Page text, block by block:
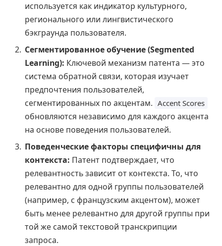
используется как индикатор культурного,
регионального или лингвистического
бэкграунда пользователя.
Сегментированное обучение (Segmented
Learning): Ключевой механизм патента — это
система обратной связи, которая изучает
предпочтения пользователей,
сегментированных по акцентам. Accent Scores
обновляются независимо для каждого акцента
на основе поведения пользователей.
Поведенческие факторы специфичны для
контекста: Патент подтверждает, что
релевантность зависит от контекста. То, что
релевантно для одной группы пользователей
(например, с французским акцентом), может
быть менее релевантно для другой группы при
той же самой текстовой транскрипции
запроса.